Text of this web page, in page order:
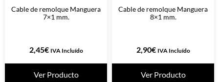
Cable de remolque Manguera
7×1 mm.
2,45€ IVA Incluído
Ver Producto
Cable de remolque Manguera
8×1 mm.
2,90€ IVA Incluído
Ver Producto